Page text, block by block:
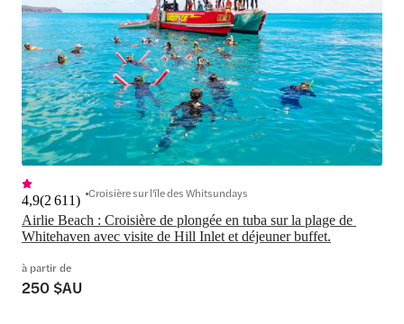
Airlie Beach : Croisière de plongée en tuba sur la plage de
Whitehaven avec visite de Hill Inlet et déjeuner buffet.
4,9(2 611) Croisière sur l'île des Whitsundays
à partir de
250 $AU